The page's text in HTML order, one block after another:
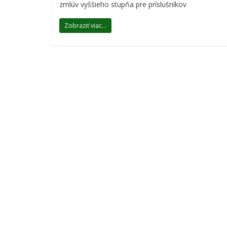
zmlúv vyššieho stupňa pre príslušníkov
Zobraziť viac...